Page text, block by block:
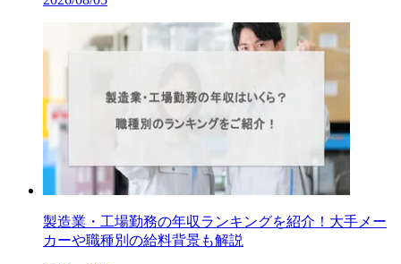
製造業・工場勤務の年収ランキングを紹介！大手メー
カーや職種別の給料背景も解説